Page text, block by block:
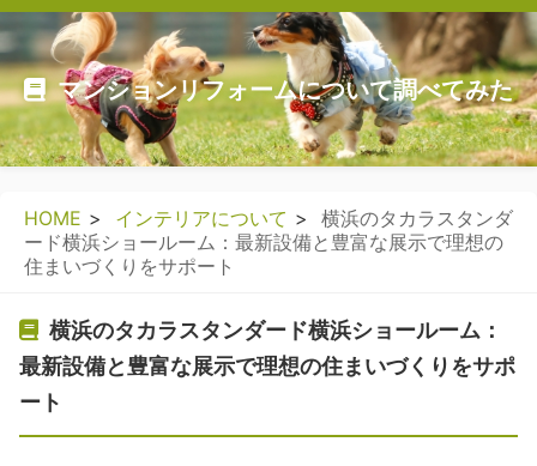
マンションリフォームについて調べてみた
HOME インテリアについて
横浜のタカラスタンダ
ード横浜ショールーム：最新設備と豊富な展示で理想の
住まいづくりをサポート
横浜のタカラスタンダード横浜ショールーム：
最新設備と豊富な展示で理想の住まいづくりをサポ
ート